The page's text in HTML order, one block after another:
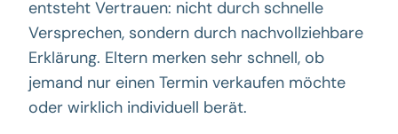
entsteht Vertrauen: nicht durch schnelle
Versprechen, sondern durch nachvollziehbare
Erklärung. Eltern merken sehr schnell, ob
jemand nur einen Termin verkaufen möchte
oder wirklich individuell berät.